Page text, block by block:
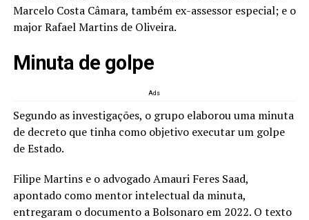
Marcelo Costa Câmara, também ex-assessor especial; e o
major Rafael Martins de Oliveira.
Minuta de golpe
Ads
Segundo as investigações, o grupo elaborou uma minuta
de decreto que tinha como objetivo executar um golpe
de Estado.
Filipe Martins e o advogado Amauri Feres Saad,
apontado como mentor intelectual da minuta,
entregaram o documento a Bolsonaro em 2022. O texto